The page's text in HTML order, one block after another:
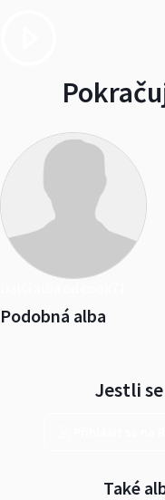
Podobná alba
Jestli
Také